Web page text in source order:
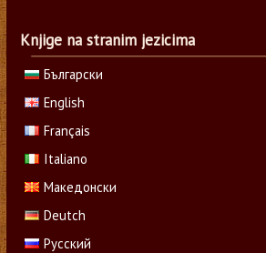
Knjige na stranim jezicima
Български
English
Français
Italiano
Македонски
Deutch
Русский